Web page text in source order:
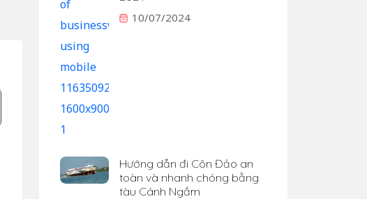
10/07/2024
Hướng dẫn đi Côn Đảo an
toàn và nhanh chóng bằng
tàu Cánh Ngầm